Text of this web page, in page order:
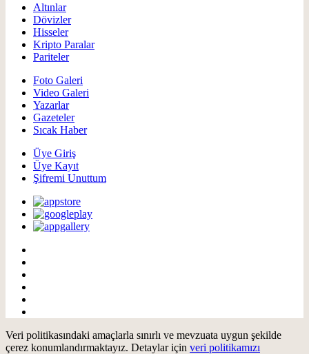
Altınlar
Dövizler
Hisseler
Kripto Paralar
Pariteler
Foto Galeri
Video Galeri
Yazarlar
Gazeteler
Sıcak Haber
Üye Giriş
Üye Kayıt
Şifremi Unuttum
Veri politikasındaki amaçlarla sınırlı ve mevzuata uygun şekilde
çerez konumlandırmaktayız. Detaylar için veri politikamızı